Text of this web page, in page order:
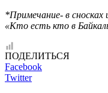
*Примечание- в сносках
«Кто есть кто в
ПОДЕЛИТЬСЯ
Facebook
Twitter